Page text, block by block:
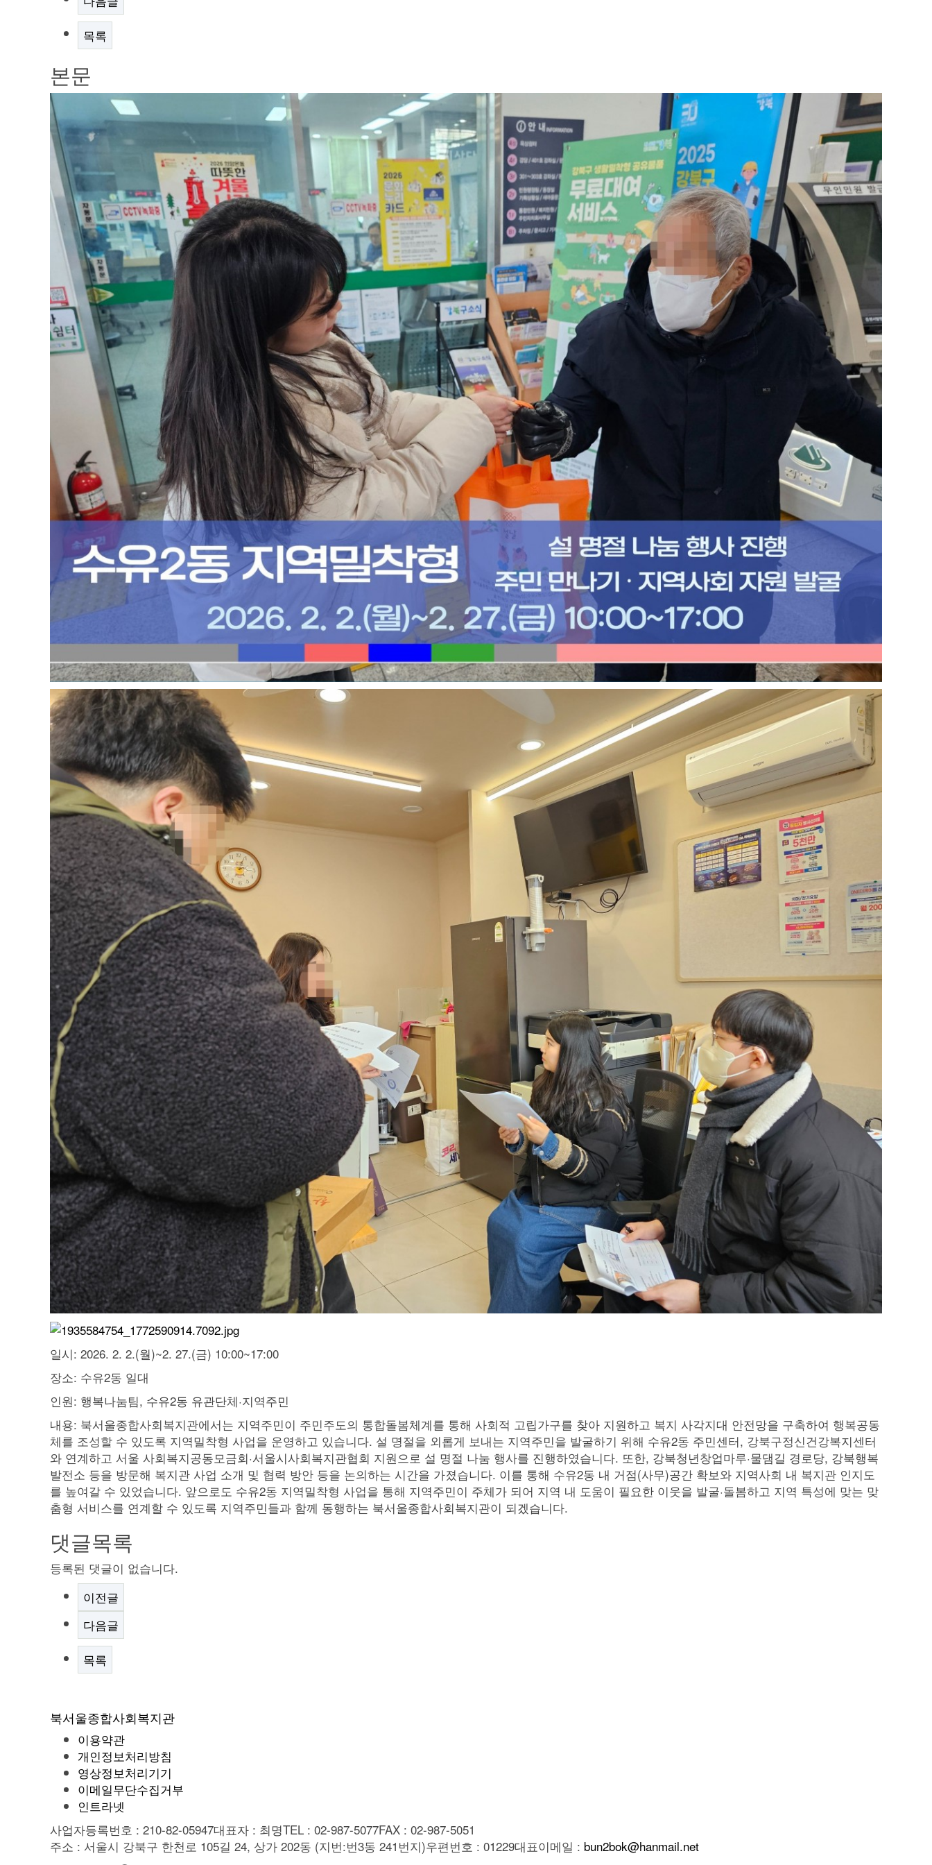
목록
본문
일시: 2026. 2. 2.(월)~2. 27.(금) 10:00~17:00
장소: 수유2동 일대
인원: 행복나눔팀, 수유2동 유관단체·지역주민
내용: 북서울종합사회복지관에서는 지역주민이 주민주도의 통합돌봄체계를 통해 사회적 고립가구를 찾아 지원하고 복지 사각지대 안전망을 구축하여 행복공동
체를 조성할 수 있도록 지역밀착형 사업을 운영하고 있습니다. 설 명절을 외롭게 보내는 지역주민을 발굴하기 위해 수유2동 주민센터, 강북구정신건강복지센터
와 연계하고 서울 사회복지공동모금회·서울시사회복지관협회 지원으로 설 명절 나눔 행사를 진행하였습니다. 또한, 강북청년창업마루·물댐길 경로당, 강북행복
발전소 등을 방문해 복지관 사업 소개 및 협력 방안 등을 논의하는 시간을 가졌습니다. 이를 통해 수유2동 내 거점(사무)공간 확보와 지역사회 내 복지관 인지도
를 높여갈 수 있었습니다. 앞으로도 수유2동 지역밀착형 사업을 통해 지역주민이 주체가 되어 지역 내 도움이 필요한 이웃을 발굴·돌봄하고 지역 특성에 맞는 맞
춤형 서비스를 연계할 수 있도록 지역주민들과 함께 동행하는 북서울종합사회복지관이 되겠습니다.
댓글목록
등록된 댓글이 없습니다.
이전글
다음글
목록
북서울종합사회복지관
이용약관
개인정보처리방침
영상정보처리기기
이메일무단수집거부
인트라넷
사업자등록번호 : 210-82-05947대표자 : 최명TEL : 02-987-5077FAX : 02-987-5051
주소 : 서울시 강북구 한천로 105길 24, 상가 202동 (지번:번3동 241번지)우편번호 : 01229대표이메일 : bun2bok@hanmail.net